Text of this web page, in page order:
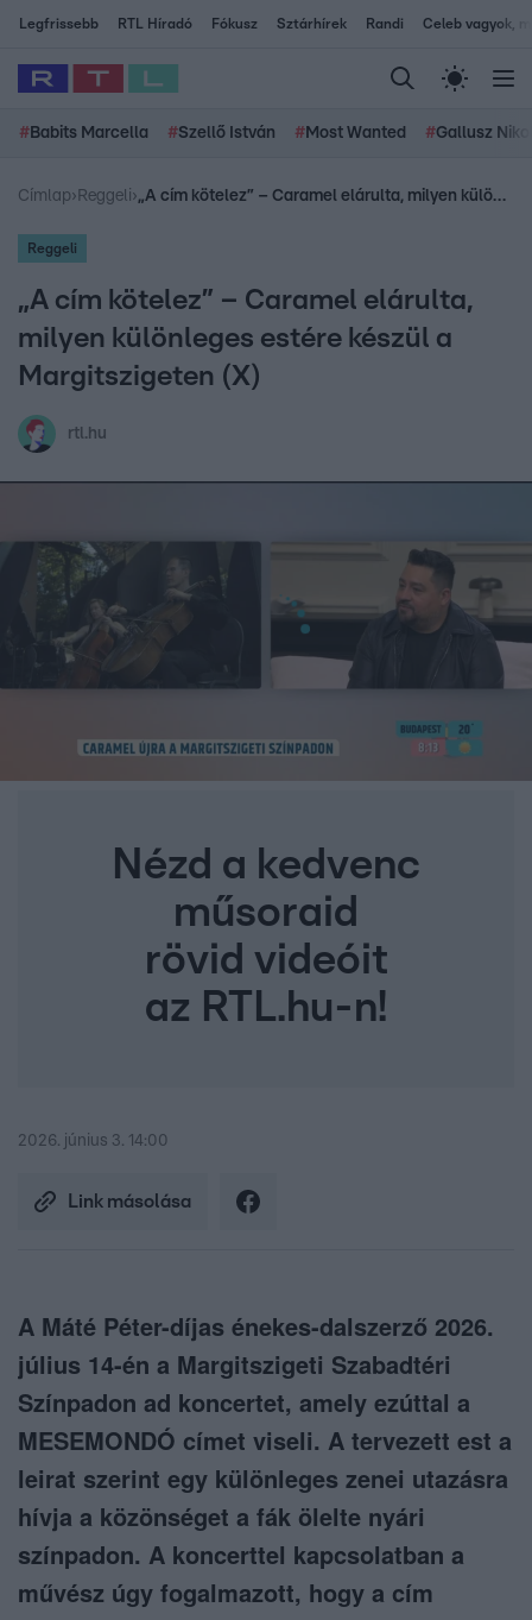
Legfrissebb RTL Híradó Fókusz Sztárhírek Randi Celeb vagyok,
# Babits Marcella #Szellő István # Most Wanted #Gallusz
Címlap› Reggeli› „A cím kötelez” – Caramel elárulta, milyen különleges estére készül a Margitszigeten (X)
Reggeli
„A cím kötelez” – Caramel elárulta,
milyen különleges estére készül a
Margitszigeten (X)
rtl.hu
Nézd a kedvenc
műsoraid
rövid videóit
az RTL.hu-n!
2026. június 3. 14:00
Link másolása
A Máté Péter-díjas énekes-dalszerző 2026.
július 14-én a Margitszigeti Szabadtéri
Színpadon ad koncertet, amely ezúttal a
MESEMONDÓ címet viseli. A tervezett est a
leirat szerint egy különleges zenei utazásra
hívja a közönséget a fák ölelte nyári
színpadon. A koncerttel kapcsolatban a
művész úgy fogalmazott, hogy a cím